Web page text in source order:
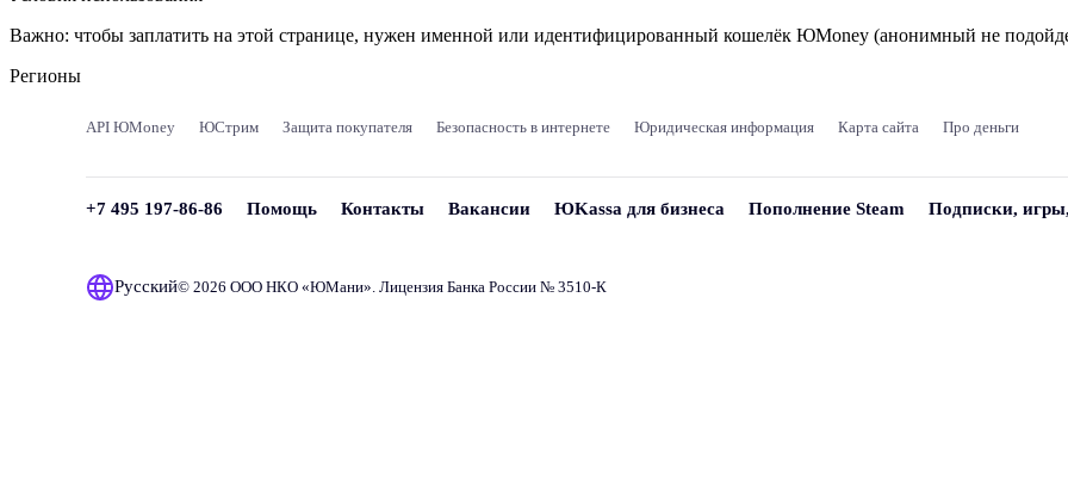
Важно: чтобы заплатить на этой странице, нужен именной или идентифицированный кошелёк ЮMoney (анонимный не
Регионы
API ЮMoney ЮСтрим Защита покупателя Безопасность в интернете Юридическая информация Карта сайта Про деньги
+7 495 197-86-86 Помощь Контакты Вакансии ЮKassa для бизнеса Пополнение Steam Подписки,
Русский© 2026 ООО НКО «ЮМани». Лицензия Банка России № 3510‑К